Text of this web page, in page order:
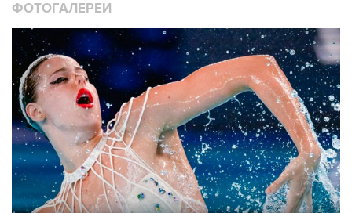
ФОТОГАЛЕРЕИ